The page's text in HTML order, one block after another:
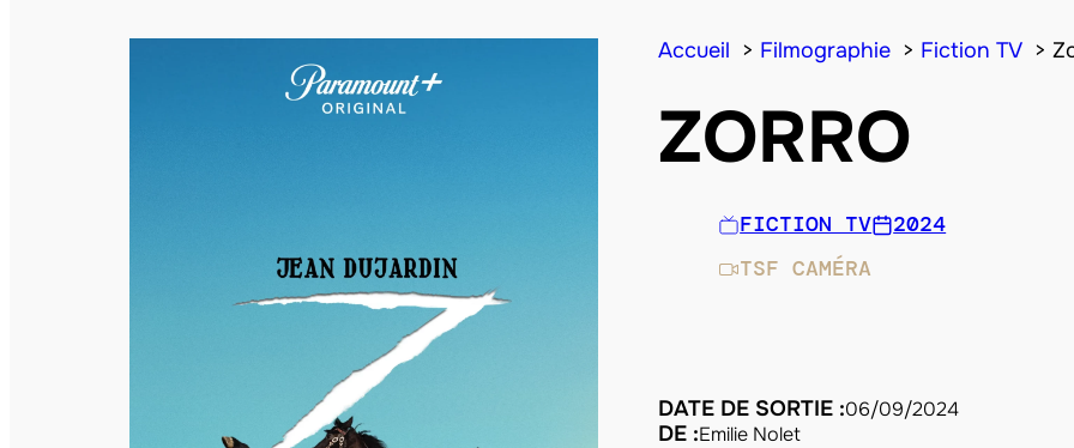
Accueil Filmographie Fiction TV
ZORRO
FICTION TV
2024
TSF CAMÉRA
DATE DE SORTIE :06/09/2024
DE :Emilie Nolet